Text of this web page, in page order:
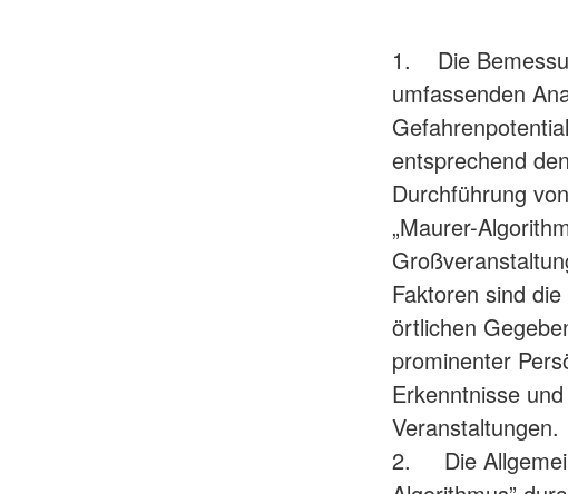
1. Die
umfassenden
entsprechend
Durchführung
„Maurer-
Faktoren sind
örtlichen
prominenter
Erkenntnisse
Veranstaltungen.
2. Die